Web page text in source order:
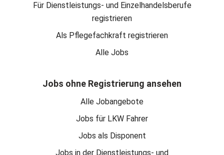
Für Dienstleistungs- und Einzelhandelsberufe
registrieren
Als Pflegefachkraft registrieren
Alle Jobs
Jobs ohne Registrierung ansehen
Alle Jobangebote
Jobs für LKW Fahrer
Jobs als Disponent
Jobs in der Dienstleistungs- und